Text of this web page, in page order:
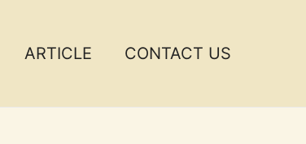
ARTICLE CONTACT US